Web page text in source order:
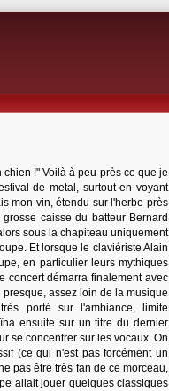
!" Voilà à peu près ce que je
de metal, surtout en voyant
mon vin, étendu sur l'herbe près
caisse du batteur Bernard
sous la chapiteau uniquement
Et lorsque le claviériste Alain
en particulier leurs mythiques
concert démarra finalement avec
assez loin de la musique
porté sur l'ambiance, limite
ensuite sur un titre du dernier
se concentrer sur les vocaux. On
(ce qui n'est pas forcément un
pas être très fan de ce morceau,
allait jouer quelques classiques